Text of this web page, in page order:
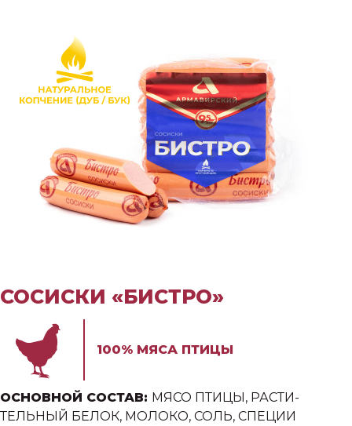
СОСИСКИ «БИСТРО»
100% МЯСА ПТИЦЫ
ОСНОВНОЙ СОСТАВ: МЯСО ПТИЦЫ, РАСТИ-
ТЕЛЬНЫЙ БЕЛОК, МОЛОКО, СОЛЬ, СПЕЦИИ